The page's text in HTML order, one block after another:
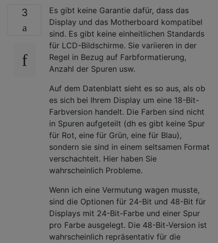
3
Es gibt keine Garantie dafür, dass das
Display und das Motherboard kompatibel
sind. Es gibt keine einheitlichen Standards
für LCD-Bildschirme. Sie variieren in der
Regel in Bezug auf Farbformatierung,
Anzahl der Spuren usw.
Auf dem Datenblatt sieht es so aus, als ob
es sich bei Ihrem Display um eine 18-Bit-
Farbversion handelt. Die Farben sind nicht
in Spuren aufgeteilt (dh es gibt keine Spur
für Rot, eine für Grün, eine für Blau),
sondern sie sind in einem seltsamen Format
verschachtelt. Hier haben Sie
wahrscheinlich Probleme.
Wenn ich eine Vermutung wagen musste,
sind die Optionen für 24-Bit und 48-Bit für
Displays mit 24-Bit-Farbe und einer Spur
pro Farbe ausgelegt. Die 48-Bit-Version ist
wahrscheinlich repräsentativ für die